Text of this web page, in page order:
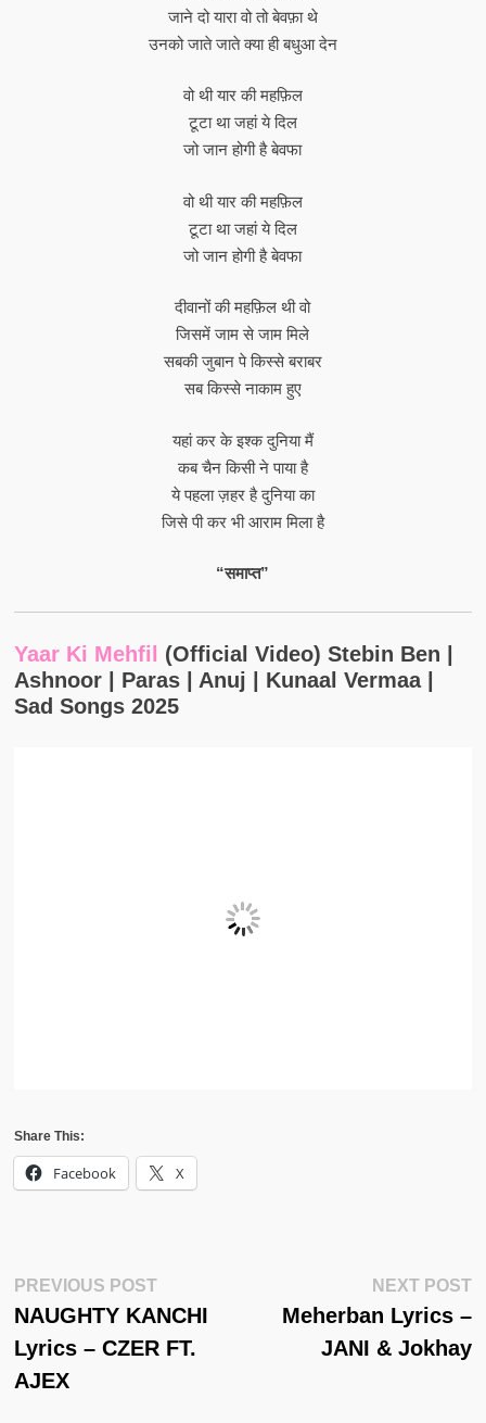
जाने दो यारा वो तो बेवफ़ा थे
उनको जाते जाते क्या ही बधुआ देन
वो थी यार की महफ़िल
टूटा था जहां ये दिल
जो जान होगी है बेवफा
वो थी यार की महफ़िल
टूटा था जहां ये दिल
जो जान होगी है बेवफा
दीवानों की महफ़िल थी वो
जिसमें जाम से जाम मिले
सबकी जुबान पे किस्से बराबर
सब किस्से नाकाम हुए
यहां कर के इश्क दुनिया मैं
कब चैन किसी ने पाया है
ये पहला ज़हर है दुनिया का
जिसे पी कर भी आराम मिला है
“समाप्त”
Yaar Ki Mehfil (Official Video) Stebin Ben |
Ashnoor | Paras | Anuj | Kunaal Vermaa |
Sad Songs 2025
Share This:
Facebook X
Post
Navigation
PREVIOUS POSTPrevious
Post:
NAUGHTY KANCHI
Lyrics – CZER FT.
AJEX
NEXT POST
Meherban Lyrics –
JANI & Jokhay